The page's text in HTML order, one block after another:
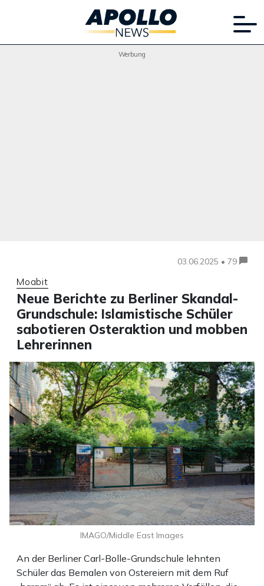
Werbung
03.06.2025 • 79
Moabit
Neue Berichte zu Berliner Skandal-
Grundschule: Islamistische Schüler
sabotieren Osteraktion und mobben
Lehrerinnen
An der Berliner Carl-Bolle-Grundschule lehnten
Schüler das Bemalen von Ostereiern mit dem Ruf
IMAGO/Middle East Images